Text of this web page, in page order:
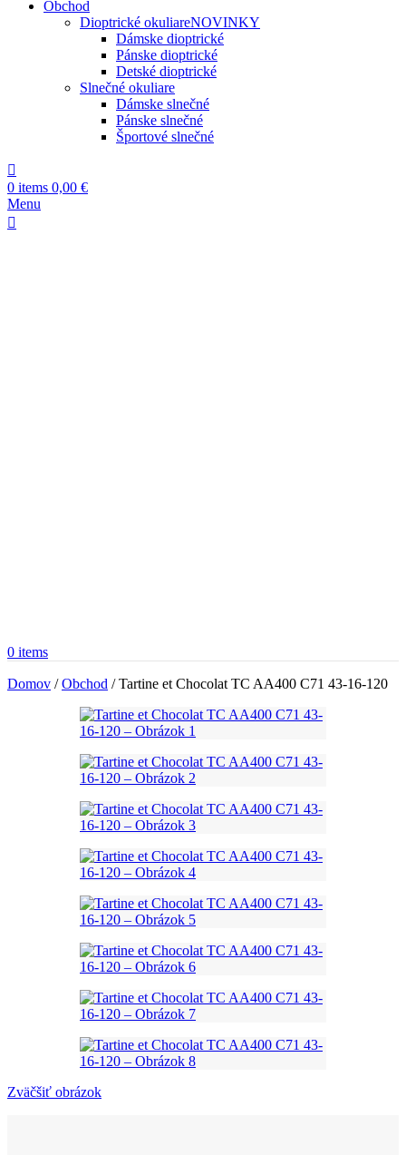
Obchod
Dioptrické okuliareNOVINKY
Dámske dioptrické
Pánske dioptrické
Detské dioptrické
Slnečné okuliare
Dámske slnečné
Pánske slnečné
Športové slnečné
0 items 0,00 €
Menu
0 items
Domov /Obchod /Tartine et Chocolat TC AA400 C71 43-16-120
Zväčšiť obrázok